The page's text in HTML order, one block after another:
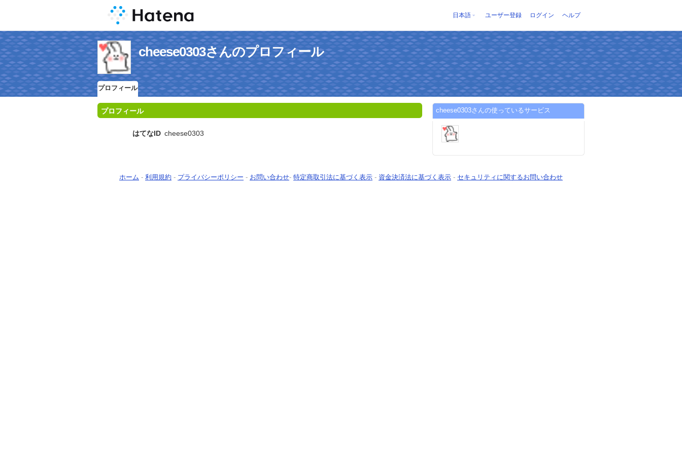
日本語 ユーザー登録 ログイン ヘルプ
cheese0303さんのプロフィール
プロフィール
プロフィール
はてなID cheese0303
cheese0303さんの使っているサービス
ホーム - 利用規約 - プライバシーポリシー - お問い合わせ- 特定商取引法に基づく表示 - 資金決済法に基づく表示 - セキュリティに関するお問い合わせ